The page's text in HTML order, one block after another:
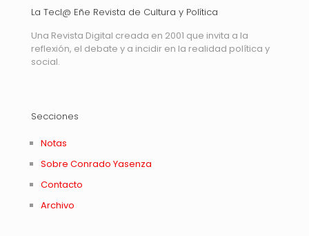
La Tecl@ Eñe Revista de Cultura y Política
Una Revista Digital creada en 2001 que invita a la
reflexión, el debate y a incidir en la realidad política y
social.
Secciones
Notas
Sobre Conrado Yasenza
Contacto
Archivo